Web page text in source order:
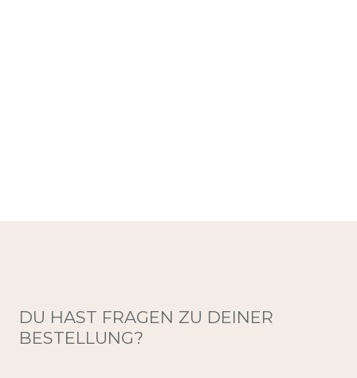
DU HAST FRAGEN ZU DEINER
BESTELLUNG?